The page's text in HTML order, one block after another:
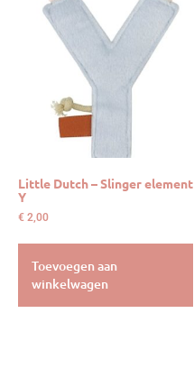
Little Dutch – Slinger element
Y
€ 2,00
Toevoegen aan
winkelwagen